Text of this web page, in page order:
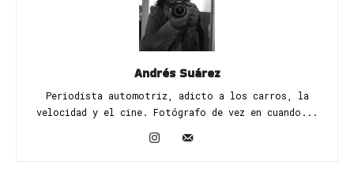
Andrés Suárez
Periodista automotriz, adicto a los carros, la
velocidad y el cine. Fotógrafo de vez en cuando...